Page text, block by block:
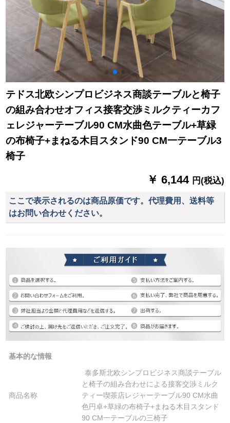
テドス北欧シンプロビジネス商談テーブルと椅子
の組み合わせオフィス接客交渉ミルクティーカフ
ェレジャーテーブル90 CM水曲色テーブル+草緑
の布椅子+まねる木目スタンド90 CM一テーブル3
椅子
￥ 6,144 円(税込)
ここで表示されるのは商品原価です。代理費用、送料等
はお問い合わせください。
基本的な情報
商品名称
泰多斯北欧シンプロビジネス商談テーブル
と椅子の組み合わせによる接客交渉ミルク
ティー喫茶店レジャーテーブル90 CM水曲
色円卓+草緑の布椅子+まねる木目スタンド
90 CM一テーブルの三椅子